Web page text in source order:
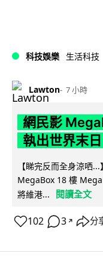
科技娛樂 生活科技
Lawton 7 小時
網民影
執出世界末
【睇完反而全身涼哂
MegaBox 18 樓 Mega
將維港...
閱讀全文
102 3 ↗ 分